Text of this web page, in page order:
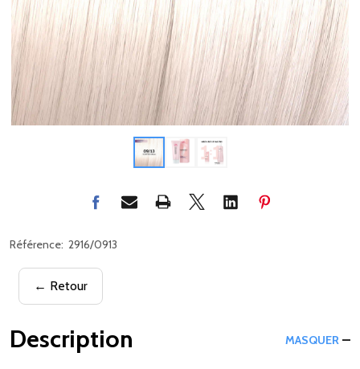
Référence: 2916/0913
← Retour
Description MASQUER